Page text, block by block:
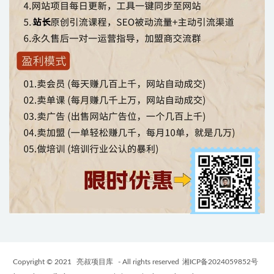
Copyright © 2021 亮叔项目库 - All rights reserved 湘ICP备2024059852号